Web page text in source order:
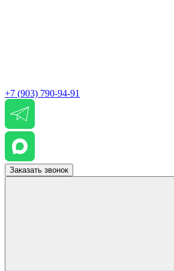
+7 (903) 790-94-91
Заказать звонок